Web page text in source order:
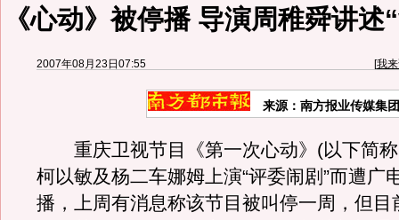
《心动》被停播 导演周稚舜讲述
2007年08月23日07:55 [我
来源：南方报业传媒集
重庆卫视节目《第一次心动》(以下简称
柯以敏及杨二车娜姆上演“评委闹剧”而遭广
播，上周有消息称该节目被叫停一周，但目